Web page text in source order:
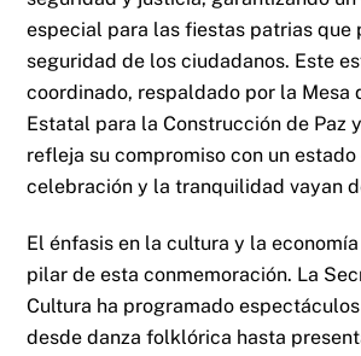
especial para las fiestas patrias que
seguridad de los ciudadanos. Este
coordinado, respaldado por la Mesa
Estatal para la Construcción de Paz
refleja su compromiso con un
celebración y la tranquilidad vayan
El énfasis en la cultura y la
pilar de esta conmemoración. La
Cultura ha programado
desde danza folklórica hasta